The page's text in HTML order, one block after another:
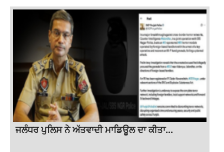
ਜਲੰਧਰ ਪੁਲਿਸ ਨੇ ਅੱਤਵਾਦੀ ਮਾਡਿਊਲ ਦਾ ਕੀਤਾ...